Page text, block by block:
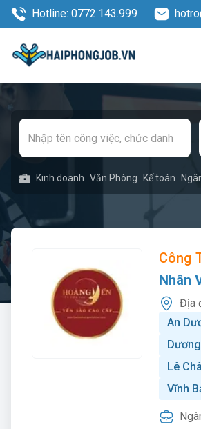
Hotline: 0772.143.999
Kinh doanh Văn Phòng Kế toán
Công
Nhân
Địa
An
Lê
Vĩnh